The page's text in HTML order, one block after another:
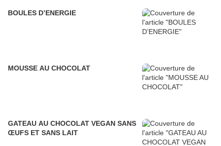
BOULES D’ENERGIE
MOUSSE AU CHOCOLAT
GATEAU AU CHOCOLAT VEGAN SANS
ŒUFS ET SANS LAIT